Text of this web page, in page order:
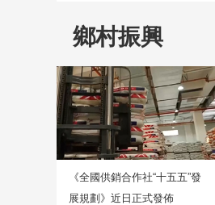
鄉村振興
《全國供銷合作社“十五五”發
展規劃》近日正式發佈